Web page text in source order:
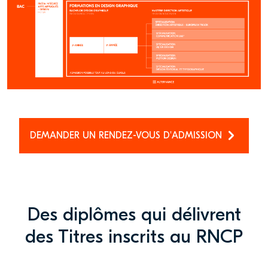
DEMANDER UN RENDEZ-VOUS D'ADMISSION
Des diplômes qui délivrent
des Titres inscrits au RNCP